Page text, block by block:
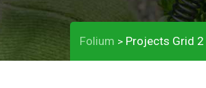
Folium > Projects Grid 2